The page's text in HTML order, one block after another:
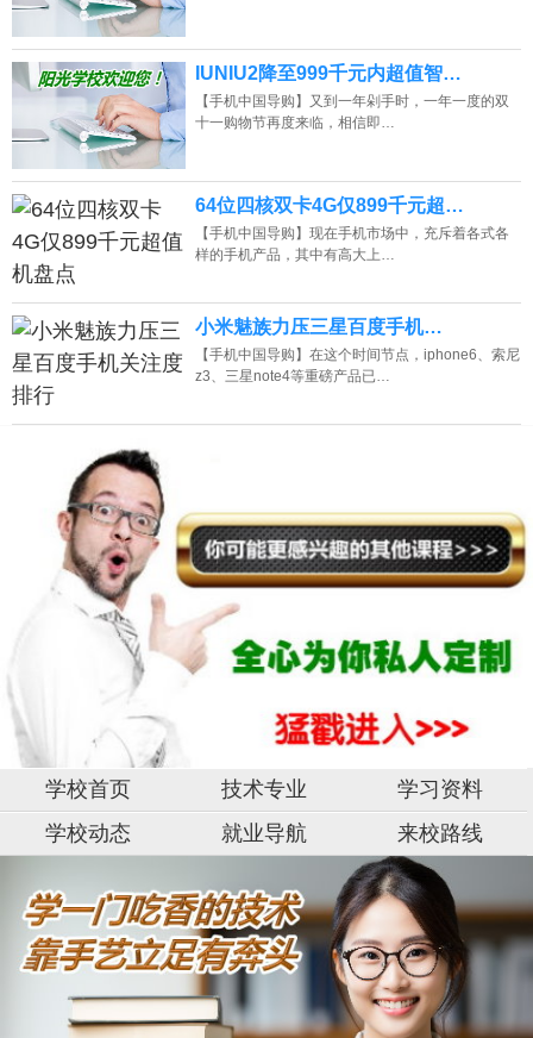
IUNIU2降至999千元内超值智…
【手机中国导购】又到一年剁手时，一年一度的双
十一购物节再度来临，相信即…
64位四核双卡4G仅899千元超…
【手机中国导购】现在手机市场中，充斥着各式各
样的手机产品，其中有高大上…
小米魅族力压三星百度手机…
【手机中国导购】在这个时间节点，iphone6、索尼
z3、三星note4等重磅产品已…
学校首页 技术专业
学习资料
学校动态
就业导航 来校路线